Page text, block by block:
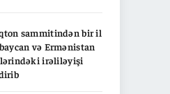
sammitindən bir il
və Ermənistan
irəliləyişi